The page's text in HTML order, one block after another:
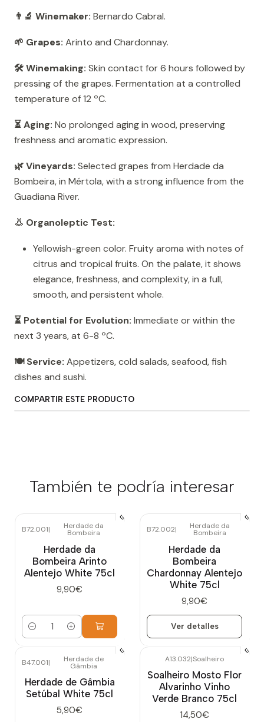
👨‍🔬 Winemaker: Bernardo Cabral.
🌱 Grapes: Arinto and Chardonnay.
🛠️ Winemaking: Skin contact for 6 hours followed by
pressing of the grapes. Fermentation at a controlled
temperature of 12 ºC.
⏳ Aging: No prolonged aging in wood, preserving
freshness and aromatic expression.
🌿 Vineyards: Selected grapes from Herdade da
Bombeira, in Mértola, with a strong influence from the
Guadiana River.
👃 Organoleptic Test:
Yellowish-green color. Fruity aroma with notes of
citrus and tropical fruits. On the palate, it shows
elegance, freshness, and complexity, in a full,
smooth, and persistent whole.
⏳ Potential for Evolution: Immediate or within the
next 3 years, at 6-8 ºC.
🍽️ Service: Appetizers, cold salads, seafood, fish
dishes and sushi.
COMPARTIR ESTE PRODUCTO
También te podría interesar
B72.001| Herdade da
Bombeira
Herdade da
Bombeira Arinto
Alentejo White 75cl
9,90€
Cantidad
Agotado
B72.002| Herdade da
Bombeira
Herdade da
Bombeira
Chardonnay Alentejo
White 75cl
9,90€
Ver detalles
B47.001| Herdade de
Gâmbia
Herdade de Gâmbia
Setúbal White 75cl
5,90€
A13.032|Soalheiro
Soalheiro Mosto Flor
Alvarinho Vinho
Verde Branco 75cl
14,50€